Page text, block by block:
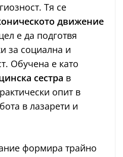
Тя се
движение
е да подготвя
за социална и
Обучена е като
сестра в
опит в
в лазарети и
формира трайно